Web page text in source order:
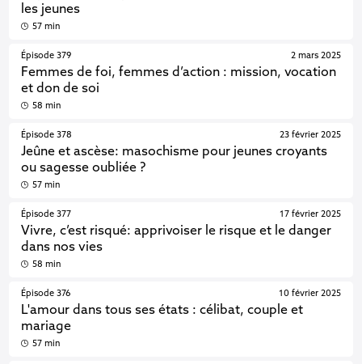
les jeunes
57 min
Épisode 379
Femmes de foi, femmes d’action : mission, vocation
et don de soi
2 mars 2025
58 min
Épisode 378
Jeûne et ascèse: masochisme pour jeunes croyants
ou sagesse oubliée ?
23 février 2025
57 min
Épisode 377
Vivre, c’est risqué: apprivoiser le risque et le danger
dans nos vies
17 février 2025
58 min
Épisode 376
L'amour dans tous ses états : célibat, couple et
mariage
10 février 2025
57 min